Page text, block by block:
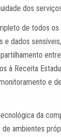
dos
de todos
dados
à Receita
e
da
ambientes